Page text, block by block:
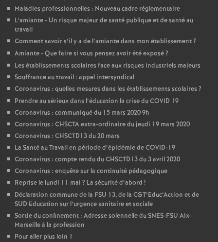
Maladies professionnelles : Nouveau cadre réglementaire
L’amiante - Un risque majeur de santé publique et de santé au
travail
Comment savoir s’il y a de l’amiante dans mon établissement?
Amiante - Que faire si vous pensez avoir été exposé?
Les établissements scolaires face aux risques industriels majeurs
Souffrance au travail : appel intersyndical
Coronavirus : quelles mesures dans les établissements scolaires ?
Prendre au sérieux dans l’éducation la crise du COVID 19
Coronavirus : communiqué du 15 mars 2020 9h
Coronavirus : CHSCTA extra-ordinaire du jeudi 19 mars 2020
Coronavirus : CHSCTD13 du 20 mars
La Santé au Travail en période d’épidémie de COVID-19
Coronavirus : compte rendu du CHSCTD13 du 3 avril 2020
Coronavirus : enquête sur la continuité pédagogique
Reprise le lundi 11 mai ? La sécurité d’abord !
Déclaration commune de la FSU 13, de la CGT’Educ’Action et de
SUD Education sur l’urgence sanitaire et sociale
Sortie du confinement : Adresse solennelle du SNES-FSU Aix-
Marseille à la profession
Pour aller plus loin 1